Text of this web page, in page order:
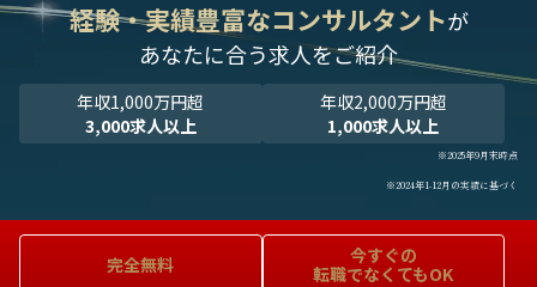
経験・実績豊富なコンサルタントが
あなたに合う求人をご紹介
年収1,000万円超
3,000求人以上
年収2,000万円超
1,000求人以上
※2025年9月末時点
※2024年1-12月の実績に基づく
完全無料
今すぐの
転職でなくてもOK